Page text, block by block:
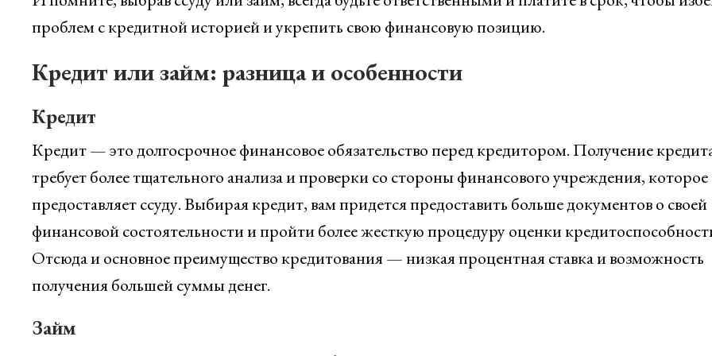
проблем с кредитной историей и укрепить свою финансовую позицию.
Кредит или займ: разница и особенности
Кредит
Кредит — это долгосрочное финансовое обязательство перед кредитором. Получение
требует более тщательного анализа и проверки со стороны финансового учреждения, которое
предоставляет ссуду. Выбирая кредит, вам придется предоставить больше документов о своей
финансовой состоятельности и пройти более жесткую процедуру оценки
Отсюда и основное преимущество кредитования — низкая процентная ставка и возможность
получения большей суммы денег.
Займ